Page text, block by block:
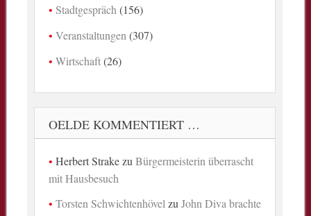
Stadtgespräch (156)
Veranstaltungen (307)
Wirtschaft(26)
OELDE KOMMENTIERT …
Herbert StrakezuBürgermeisterin überrascht
mit Hausbesuch
Torsten Schwichtenhövel zuJohn Diva brachte